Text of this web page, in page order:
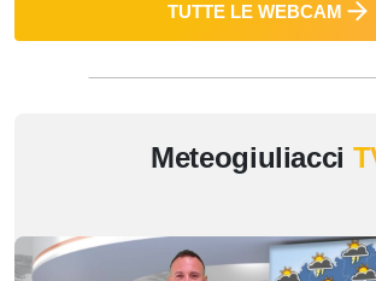
TUTTE LE WEBCAM
Meteogiuliacci